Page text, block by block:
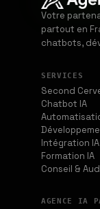
Votre
partout en
chatbots,
SERVICES
Second
Chatbot IA
Intégration IA
Formation IA
Conseil &
AGENCE IA